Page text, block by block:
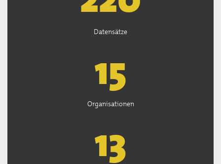
Datensätze
15
Organisationen
13